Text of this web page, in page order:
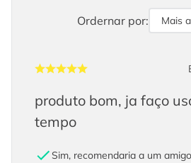
Ordernar por: Mais
produto bom, ja faço
tempo
Sim, recomendaria a um amigo